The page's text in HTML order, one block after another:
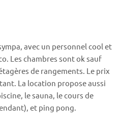
avec un personnel cool et
Les chambres sont ok sauf
de rangements. Le prix
La location propose aussi
le sauna, le cours de
et ping pong.